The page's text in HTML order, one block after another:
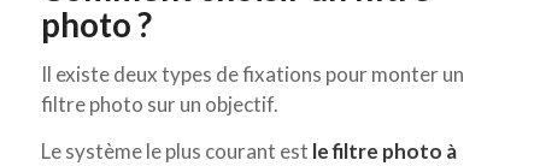
photo ?
Il existe deux types de fixations pour monter un
filtre photo sur un objectif.
Le système le plus courant est le filtre photo à